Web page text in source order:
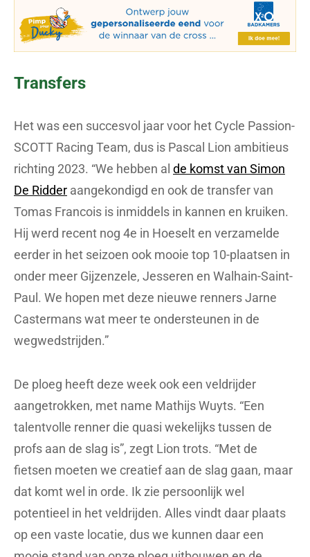
Transfers
Het was een succesvol jaar voor het Cycle Passion-
SCOTT Racing Team, dus is Pascal Lion ambitieus
richting 2023. “We hebben al de komst van Simon
De Ridder aangekondigd en ook de transfer van
Tomas Francois is inmiddels in kannen en kruiken.
Hij werd recent nog 4e in Hoeselt en verzamelde
eerder in het seizoen ook mooie top 10-plaatsen in
onder meer Gijzenzele, Jesseren en Walhain-Saint-
Paul. We hopen met deze nieuwe renners Jarne
Castermans wat meer te ondersteunen in de
wegwedstrijden.”
De ploeg heeft deze week ook een veldrijder
aangetrokken, met name Mathijs Wuyts. “Een
talentvolle renner die quasi wekelijks tussen de
profs aan de slag is”, zegt Lion trots. “Met de
fietsen moeten we creatief aan de slag gaan, maar
dat komt wel in orde. Ik zie persoonlijk wel
potentieel in het veldrijden. Alles vindt daar plaats
op een vaste locatie, dus we kunnen daar een